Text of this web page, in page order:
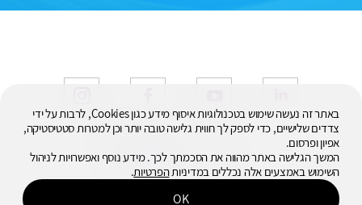
באתר זה נעשה שימוש בטכנולוגיות איסוף מידע כגון Cookies, לרבות על ידי
צדדים שלישיים, כדי לספק לך חווית גלישה טובה יותר וכן למטרות סטטיסטיקה,
אפיון ופרסום.
המשך הגלישה באתר מהווה את הסכמתך לכך. מידע נוסף ואפשרויות לניהול
השימוש באמצעים אלה נכללים במדיניותהפרטיות.
OK
כל הזכויות שמורות © 2026